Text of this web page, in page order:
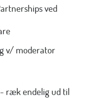
ved
v/ moderator
ræk endelig ud til